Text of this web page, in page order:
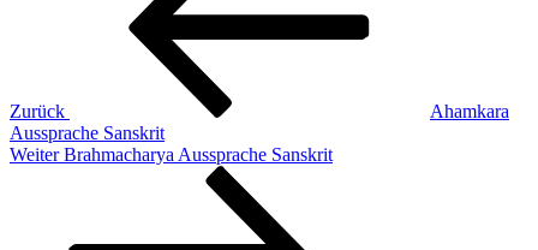
Zurück
Ahamkara
Aussprache Sanskrit
Nächster
Weiter Brahmacharya Aussprache Sanskrit